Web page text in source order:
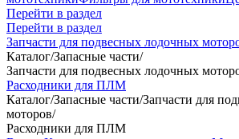
Перейти в раздел
Перейти в раздел
Запчасти для подвесных лодочных
Каталог/Запасные части/
Запчасти для подвесных лодочных
Расходники для ПЛМ
Каталог/Запасные части/Запчасти для
моторов/
Расходники для ПЛМ